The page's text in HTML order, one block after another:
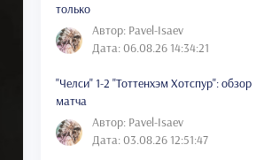
только
Автор: Pavel-Isaev
Дата: 06.08.26 14:34:21
"Челси" 1-2 "Тоттенхэм Хотспур": обзор
матча
Автор: Pavel-Isaev
Дата: 03.08.26 12:51:47